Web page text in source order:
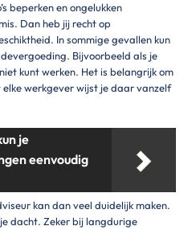
beperken en ongelukken
Dan heb jij recht op
In sommige gevallen kun
Bijvoorbeeld als je
kunt werken. Het is belangrijk om
werkgever wijst je daar vanzelf
je
eenvoudig
kan dan veel duidelijk maken.
dacht. Zeker bij langdurige